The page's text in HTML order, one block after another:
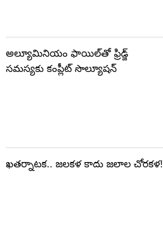
అల్యూమినియం ఫాయిల్‌తో ఫ్రిడ్జ్
సమస్యకు కంప్లీట్ సొల్యూషన్
ఖతర్నాటక.. జలకళ కాదు జలాల చోరకళ!